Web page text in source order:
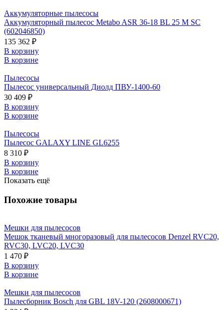
Аккумуляторные пылесосы
Аккумуляторный пылесос Metabo ASR 36-18 BL 25 M SC
(602046850)
135 362 ₽
В корзину
В корзине
Пылесосы
Пылесос универсальный Диолд ПВУ-1400-60
30 409 ₽
В корзину
В корзине
Пылесосы
Пылесос GALAXY LINE GL6255
8 310 ₽
В корзину
В корзине
Показать ещё
Похожие товары
Мешки для пылесосов
Мешок тканевый многоразовый для пылесосов Denzel RVC20,
RVC30, LVC20, LVC30
1 470 ₽
В корзину
В корзине
Мешки для пылесосов
Пылесборник Bosch для GBL 18V-120 (2608000671)